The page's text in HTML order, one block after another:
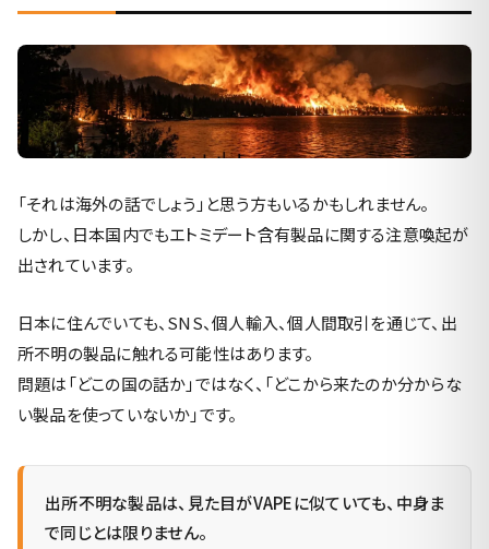
「それは海外の話でしょう」と思う方もいるかもしれません。
しかし、日本国内でもエトミデート含有製品に関する注意喚起が
出されています。
日本に住んでいても、SNS、個人輸入、個人間取引を通じて、出
所不明の製品に触れる可能性はあります。
問題は「どこの国の話か」ではなく、「どこから来たのか分からな
い製品を使っていないか」です。
出所不明な製品は、見た目がVAPEに似ていても、中身ま
で同じとは限りません。